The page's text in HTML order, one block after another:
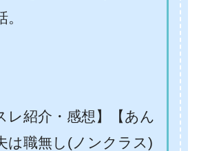
レ紹介・感想】【あん
は職無し(ノンクラス)